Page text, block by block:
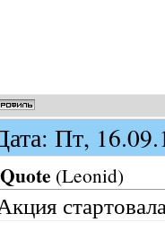
Пт,
Quote (Leonid)